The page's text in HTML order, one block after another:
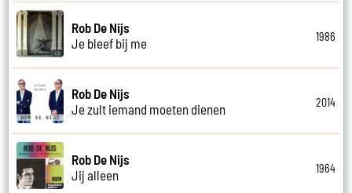
Rob De Nijs
Je bleef bij me
1986
Rob De Nijs
Je zult iemand moeten dienen
2014
Rob De Nijs
Jij alleen
1964